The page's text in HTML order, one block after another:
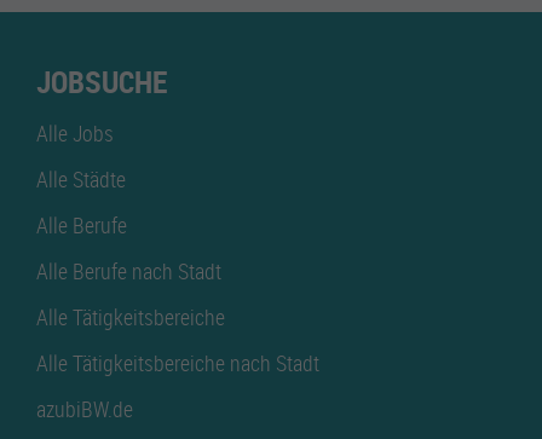
JOBSUCHE
Alle Jobs
Alle Städte
Alle Berufe
Alle Berufe nach Stadt
Alle Tätigkeitsbereiche
Alle Tätigkeitsbereiche nach Stadt
azubiBW.de